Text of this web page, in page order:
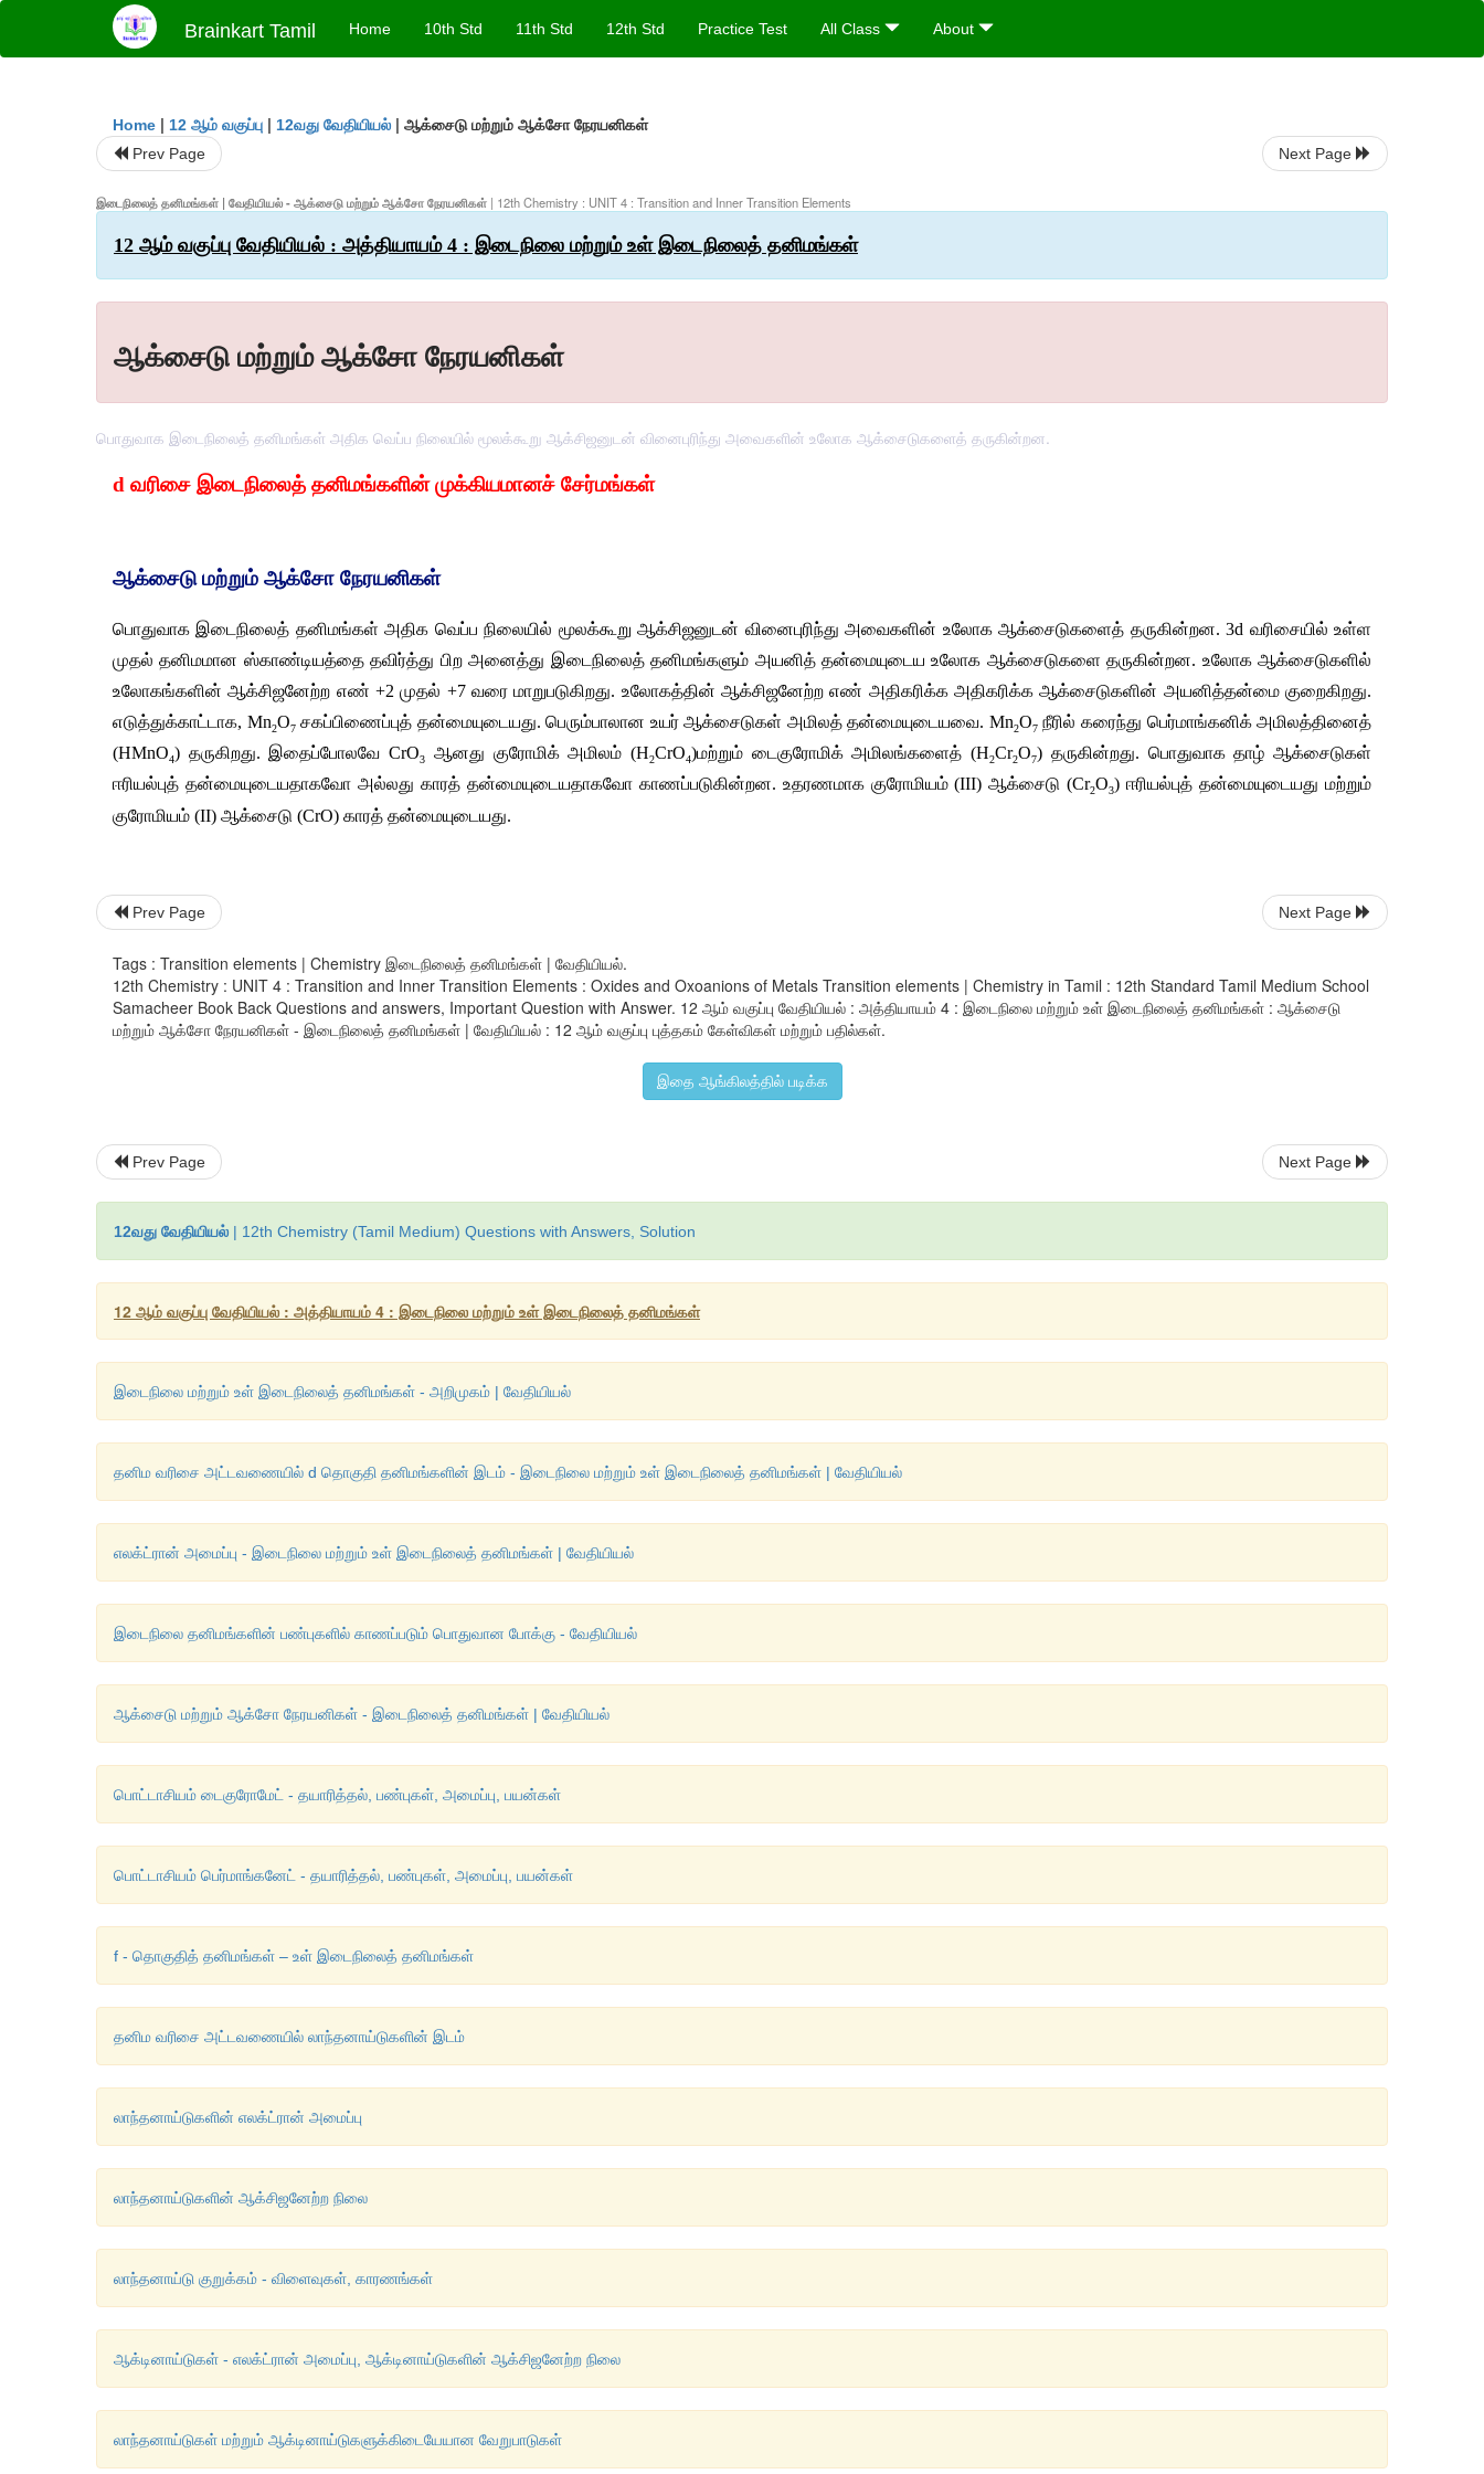
Brainkart Tamil Home 10th Std 11th Std 12th Std Practice Test All Class About
Home | 12 ஆம் வகுப்பு | 12வது வேதியியல் | ஆக்சைடு மற்றும் ஆக்சோ நேரயனிகள்
Prev Page Next Page
இடைநிலைத் தனிமங்கள் | வேதியியல் - ஆக்சைடு மற்றும் ஆக்சோ நேரயனிகள் | 12th Chemistry : UNIT 4 : Transition and Inner Transition Elements
12 ஆம் வகுப்பு வேதியியல் : அத்தியாயம் 4 : இடைநிலை மற்றும் உள் இடைநிலைத் தனிமங்கள்
ஆக்சைடு மற்றும் ஆக்சோ நேரயனிகள்
பொதுவாக இடைநிலைத் தனிமங்கள் அதிக வெப்ப நிலையில் மூலக்கூறு ஆக்சிஜனுடன் வினைபுரிந்து அவைகளின் உலோக ஆக்சைடுகளைத் தருகின்றன.
d வரிசை இடைநிலைத் தனிமங்களின் முக்கியமானச் சேர்மங்கள்
ஆக்சைடு மற்றும் ஆக்சோ நேரயனிகள்
பொதுவாக இடைநிலைத் தனிமங்கள் அதிக வெப்ப நிலையில் மூலக்கூறு ஆக்சிஜனுடன் வினைபுரிந்து அவைகளின் உலோக ஆக்சைடுகளைத் தருகின்றன. 3d வரிசையில் உள்ள
முதல் தனிமமான ஸ்காண்டியத்தை தவிர்த்து பிற அனைத்து இடைநிலைத் தனிமங்களும் அயனித் தன்மையுடைய உலோக ஆக்சைடுகளை தருகின்றன. உலோக ஆக்சைடுகளில்
உலோகங்களின் ஆக்சிஜனேற்ற எண் +2 முதல் +7 வரை மாறுபடுகிறது. உலோகத்தின் ஆக்சிஜனேற்ற எண் அதிகரிக்க அதிகரிக்க ஆக்சைடுகளின் அயனித்தன்மை குறைகிறது
எடுத்துக்காட்டாக, Mn2O7 சகப்பிணைப்புத் தன்மையுடையது. பெரும்பாலான உயர் ஆக்சைடுகள் அமிலத் தன்மையுடையவை. Mn2O7 நீரில் கரைந்து பெர்மாங்கனிக் அமிலத்தினைத்
(HMnO4) தருகிறது. இதைப்போலவே CrO3 ஆனது குரோமிக் அமிலம் (H2CrO4)மற்றும் டைகுரோமிக் அமிலங்களைத் (H2Cr2O7) தருகின்றது. பொதுவாக தாழ் ஆக்சைடுகள்
ஈரியல்புத் தன்மையுடையதாகவோ அல்லது காரத் தன்மையுடையதாகவோ காணப்படுகின்றன. உதரணமாக குரோமியம் (III) ஆக்சைடு (Cr2O3) ஈரியல்புத் தன்மையுடையது மற்றும்
குரோமியம் (II) ஆக்சைடு (CrO) காரத் தன்மையுடையது.
Prev Page Next Page
Tags : Transition elements | Chemistry இடைநிலைத் தனிமங்கள் | வேதியியல்.
12th Chemistry : UNIT 4 : Transition and Inner Transition Elements : Oxides and Oxoanions of Metals Transition elements | Chemistry in Tamil : 12th Standard Tamil Medium School
Samacheer Book Back Questions and answers, Important Question with Answer. 12 ஆம் வகுப்பு வேதியியல் : அத்தியாயம் 4 : இடைநிலை மற்றும் உள் இடைநிலைத் தனிமங்கள் : ஆக்சைடு
மற்றும் ஆக்சோ நேரயனிகள் - இடைநிலைத் தனிமங்கள் | வேதியியல் : 12 ஆம் வகுப்பு புத்தகம் கேள்விகள் மற்றும் பதில்கள்.
இதை ஆங்கிலத்தில் படிக்க
Prev Page Next Page
12வது வேதியியல் | 12th Chemistry (Tamil Medium) Questions with Answers, Solution
12 ஆம் வகுப்பு வேதியியல் : அத்தியாயம் 4 : இடைநிலை மற்றும் உள் இடைநிலைத் தனிமங்கள்
இடைநிலை மற்றும் உள் இடைநிலைத் தனிமங்கள் - அறிமுகம் | வேதியியல்
தனிம வரிசை அட்டவணையில் d தொகுதி தனிமங்களின் இடம் - இடைநிலை மற்றும் உள் இடைநிலைத் தனிமங்கள் | வேதியியல்
எலக்ட்ரான் அமைப்பு - இடைநிலை மற்றும் உள் இடைநிலைத் தனிமங்கள் | வேதியியல்
இடைநிலை தனிமங்களின் பண்புகளில் காணப்படும் பொதுவான போக்கு - வேதியியல்
ஆக்சைடு மற்றும் ஆக்சோ நேரயனிகள் - இடைநிலைத் தனிமங்கள் | வேதியியல்
பொட்டாசியம் டைகுரோமேட் - தயாரித்தல், பண்புகள், அமைப்பு, பயன்கள்
பொட்டாசியம் பெர்மாங்கனேட் - தயாரித்தல், பண்புகள், அமைப்பு, பயன்கள்
f - தொகுதித் தனிமங்கள் – உள் இடைநிலைத் தனிமங்கள்
தனிம வரிசை அட்டவணையில் லாந்தனாய்டுகளின் இடம்
லாந்தனாய்டுகளின் எலக்ட்ரான் அமைப்பு
லாந்தனாய்டுகளின் ஆக்சிஜனேற்ற நிலை
லாந்தனாய்டு குறுக்கம் - விளைவுகள், காரணங்கள்
ஆக்டினாய்டுகள் - எலக்ட்ரான் அமைப்பு, ஆக்டினாய்டுகளின் ஆக்சிஜனேற்ற நிலை
லாந்தனாய்டுகள் மற்றும் ஆக்டினாய்டுகளுக்கிடையேயான வேறுபாடுகள்